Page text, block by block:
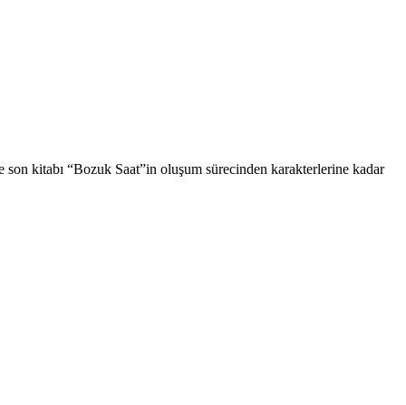
kitabı “Bozuk Saat”in oluşum sürecinden karakterlerine kadar